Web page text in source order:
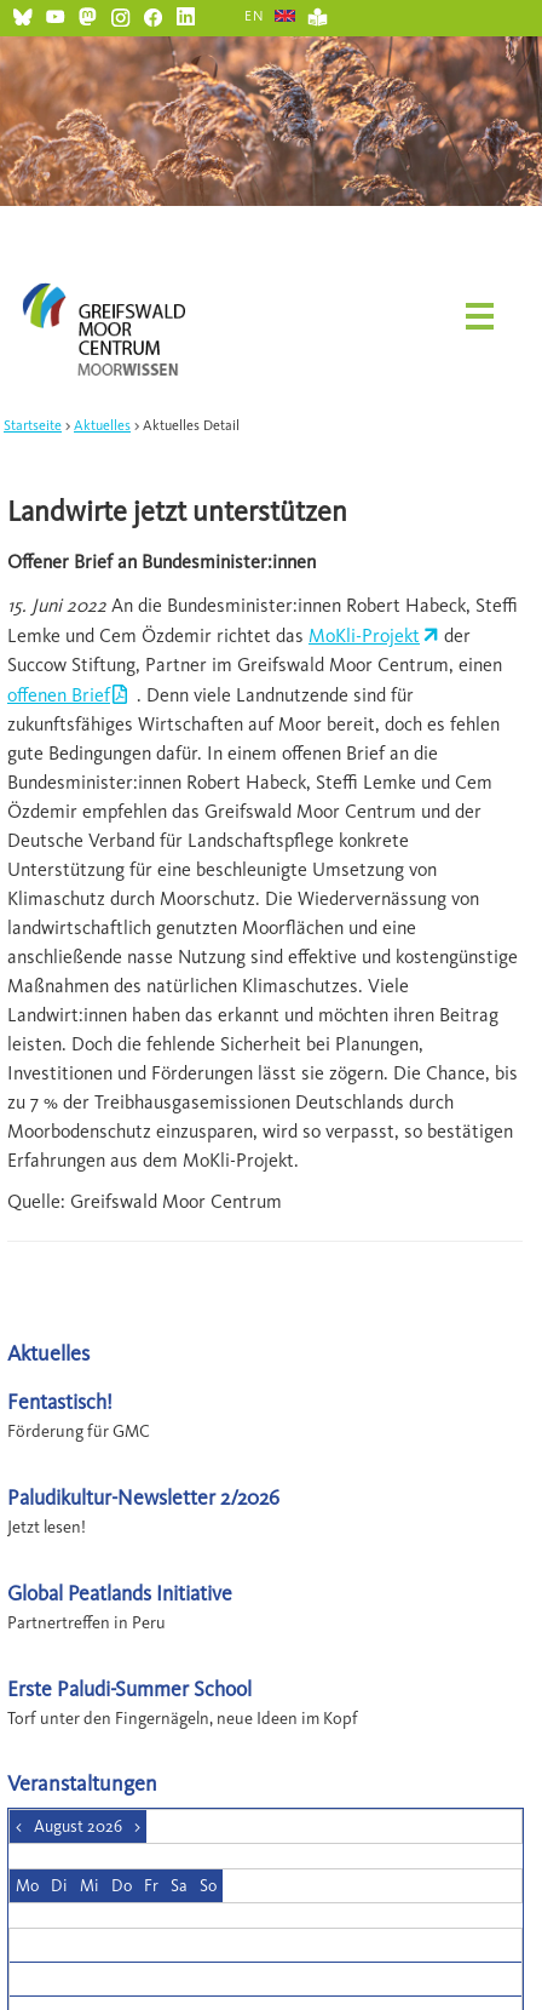
EN
Startseite Aktuelles Aktuelles Detail
Landwirte jetzt unterstützen
Offener Brief an Bundesminister:innen
15. Juni 2022 An die Bundesminister:innen Robert Habeck, Steffi
Lemke und Cem Özdemir richtet das MoKli-Projekt
der
Succow Stiftung, Partner im Greifswald Moor Centrum, einen
offenen Brief
. Denn viele Landnutzende sind für
zukunftsfähiges Wirtschaften auf Moor bereit, doch es fehlen
gute Bedingungen dafür. In einem offenen Brief an die
Bundesminister:innen Robert Habeck, Steffi Lemke und Cem
Özdemir empfehlen das Greifswald Moor Centrum und der
Deutsche Verband für Landschaftspflege konkrete
Unterstützung für eine beschleunigte Umsetzung von
Klimaschutz durch Moorschutz. Die Wiedervernässung von
landwirtschaftlich genutzten Moorflächen und eine
anschließende nasse Nutzung sind effektive und kostengünstige
Maßnahmen des natürlichen Klimaschutzes. Viele
Landwirt:innen haben das erkannt und möchten ihren Beitrag
leisten. Doch die fehlende Sicherheit bei Planungen,
Investitionen und Förderungen lässt sie zögern. Die Chance, bis
zu 7 % der Treibhausgasemissionen Deutschlands durch
Moorbodenschutz einzusparen, wird so verpasst, so bestätigen
Erfahrungen aus dem MoKli-Projekt.
Quelle: Greifswald Moor Centrum
Aktuelles
Fentastisch!
Förderung für GMC
Paludikultur-Newsletter 2/2026
Jetzt lesen!
Global Peatlands Initiative
Partnertreffen in Peru
Erste Paludi-Summer School
Torf unter den Fingernägeln, neue Ideen im Kopf
Veranstaltungen
< August 2026 >
Mo Di Mi Do Fr Sa So